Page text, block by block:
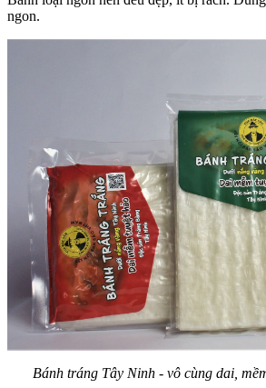
ngon.
Bánh tráng Tây Ninh - vô cùng dai,